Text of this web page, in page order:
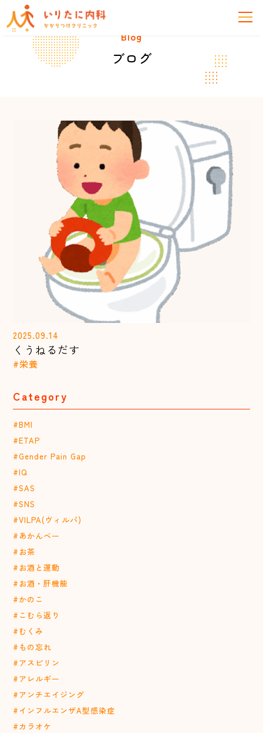
Blog
ブログ
2025.09.14
くうねるだす
#栄養
Category
#BMI
#ETAP
#Gender Pain Gap
#IQ
#SAS
#SNS
#VILPA(ヴィルパ)
#あかんベー
#お茶
#お酒と運動
#お酒・肝機能
#かのこ
#こむら返り
#むくみ
#もの忘れ
#アスピリン
#アレルギー
#アンチエイジング
#インフルエンザA型感染症
#カラオケ